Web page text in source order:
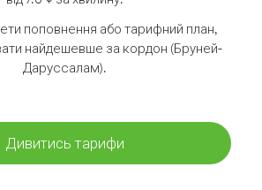
поповнення або тарифний план,
найдешевше за кордон (Бруней-
Даруссалам).
Дивитись тарифи